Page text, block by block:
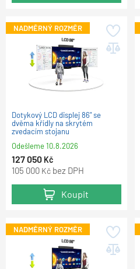
NADMĚRNÝ ROZMĚR
Dotykový LCD displej 86" se
dvěma křídly na skrytém
zvedacím stojanu
Odešleme10.8.2026
127 050 Kč
105 000 Kč bez DPH
Koupit
NADMĚRNÝ ROZMĚR